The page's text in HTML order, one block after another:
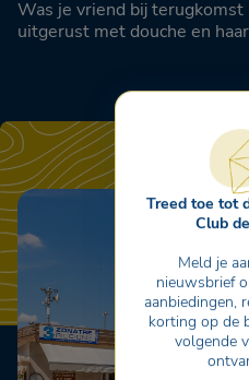
Was je vriend bij terugkomst
uitgerust met douche en
Treed toe tot
Club
Meld je
nieuwsbrief
aanbiedingen,
korting op de
volgende